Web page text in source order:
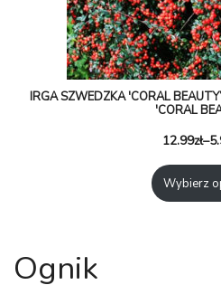
IRGA SZWEDZKA 'CORAL
'CORAL
–
12.99zł
Wybierz
Ognik